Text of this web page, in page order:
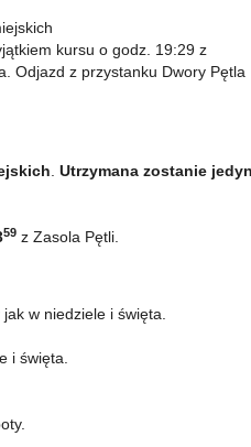
kursu o godz. 19:29 z
Odjazd z przystanku Dwory Pętla
Utrzymana zostanie
59 z Zasola Pętli.
w niedziele i święta.
i święta.